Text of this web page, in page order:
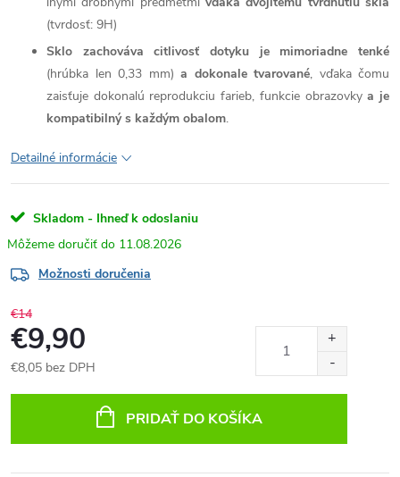
(tvrdosť: 9H)
Sklo zachováva citlivosť dotyku je mimoriadne tenké
(hrúbka len 0,33 mm) a dokonale tvarované, vďaka čomu
zaisťuje dokonalú reprodukciu farieb, funkcie obrazovkya je
kompatibilný s každým obalom.
Detailné informácie
Skladom - Ihneď k odoslaniu
11.08.2026
Možnosti doručenia
€14
€9,90
€8,05 bez DPH
PRIDAŤ DO KOŠÍKA